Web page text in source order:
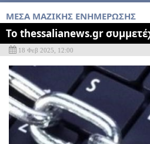
MEΣΑ ΜΑΖΙΚΗΣ ΕΝΗΜΕΡΩΣΗΣ
Το thessalianews.gr
18 Φεβ 2025, 12:00